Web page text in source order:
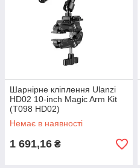
Шарнірне кліплення Ulanzi
HD02 10-inch Magic Arm Kit
(T098 HD02)
Немає в наявності
1 691,16 ₴